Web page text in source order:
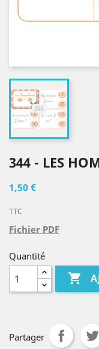
344 - LES
1,50 €
TTC
Fichier PDF
Quantité

Partager